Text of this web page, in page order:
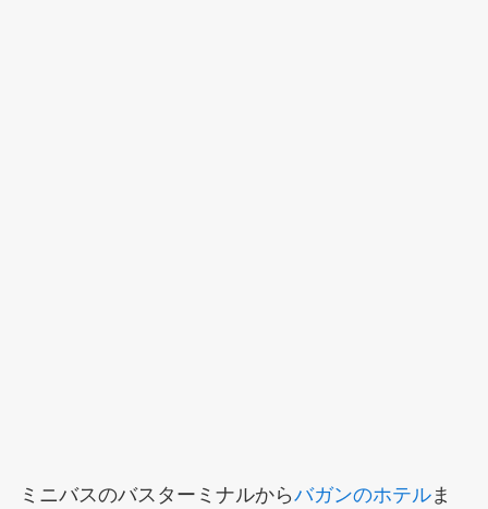
ミニバスのバスターミナルからバガンのホテルま